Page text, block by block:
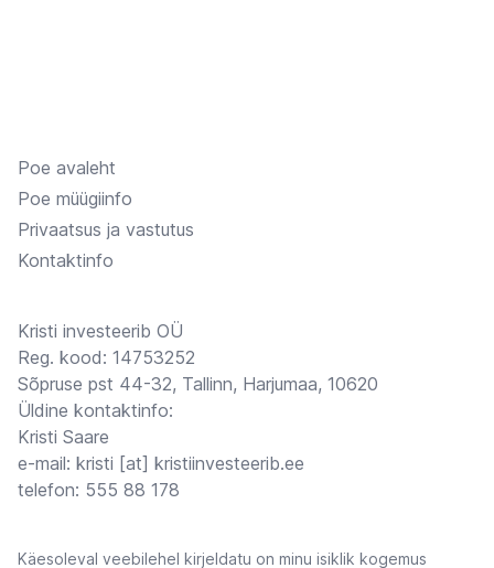
Poe avaleht
Poe müügiinfo
Privaatsus ja vastutus
Kontaktinfo
Kristi investeerib OÜ
Reg. kood: 14753252
Sõpruse pst 44-32, Tallinn, Harjumaa, 10620
Üldine kontaktinfo:
Kristi Saare
e-mail: kristi [at] kristiinvesteerib.ee
telefon: 555 88 178
Käesoleval veebilehel kirjeldatu on minu isiklik kogemus